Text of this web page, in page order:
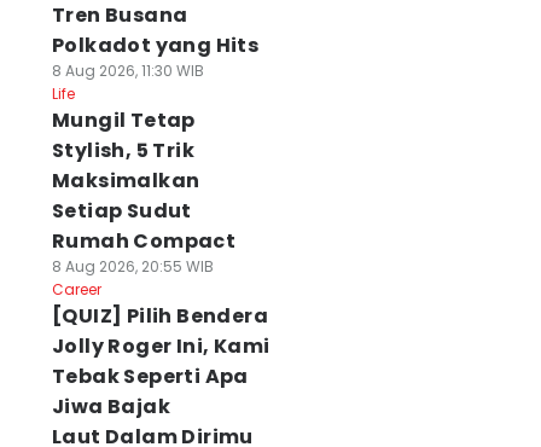
Tren Busana
Polkadot yang Hits
8 Aug 2026, 11:30 WIB
Life
Mungil Tetap
Stylish, 5 Trik
Maksimalkan
Setiap Sudut
Rumah Compact
8 Aug 2026, 20:55 WIB
Career
[QUIZ] Pilih Bendera
Jolly Roger Ini, Kami
Tebak Seperti Apa
Jiwa Bajak
Laut Dalam Dirimu